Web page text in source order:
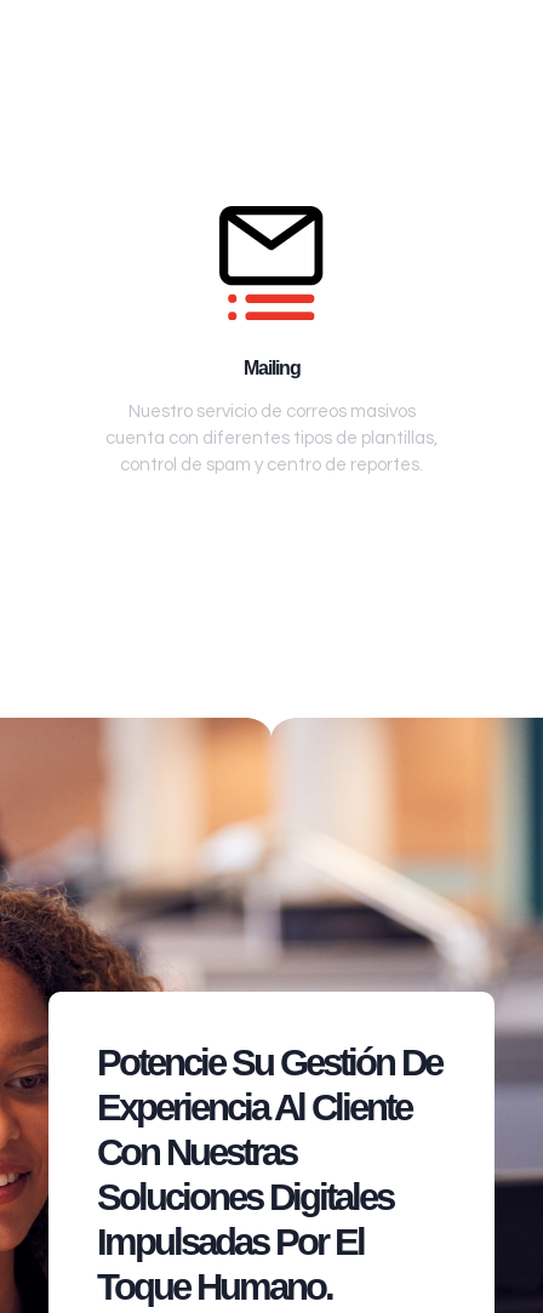
Mailing
Nuestro servicio de correos masivos
cuenta con diferentes tipos de plantillas,
control de spam y centro de reportes.
Potencie Su Gestión De
Experiencia Al Cliente
Con Nuestras
Soluciones Digitales
Impulsadas Por El
Toque Humano.